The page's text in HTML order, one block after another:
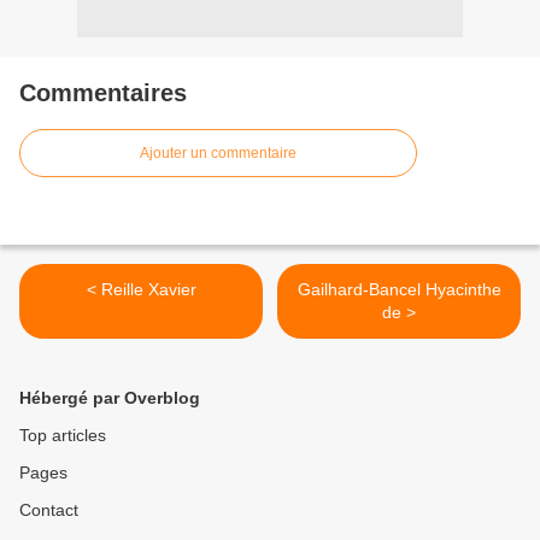
Commentaires
Ajouter un commentaire
< Reille Xavier
Gailhard-Bancel Hyacinthe
de >
Hébergé par Overblog
Top articles
Pages
Contact